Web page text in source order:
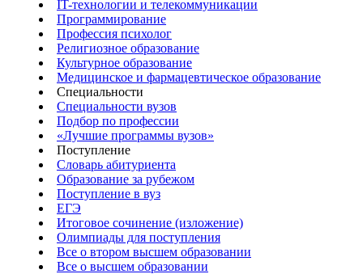
IT-технологии и телекоммуникации
Программирование
Профессия психолог
Религиозное образование
Культурное образование
Медицинское и фармацевтическое образование
Специальности
Специальности вузов
Подбор по профессии
«Лучшие программы вузов»
Поступление
Словарь абитуриента
Образование за рубежом
Поступление в вуз
ЕГЭ
Итоговое сочинение (изложение)
Олимпиады для поступления
Все о втором высшем образовании
Все о высшем образовании